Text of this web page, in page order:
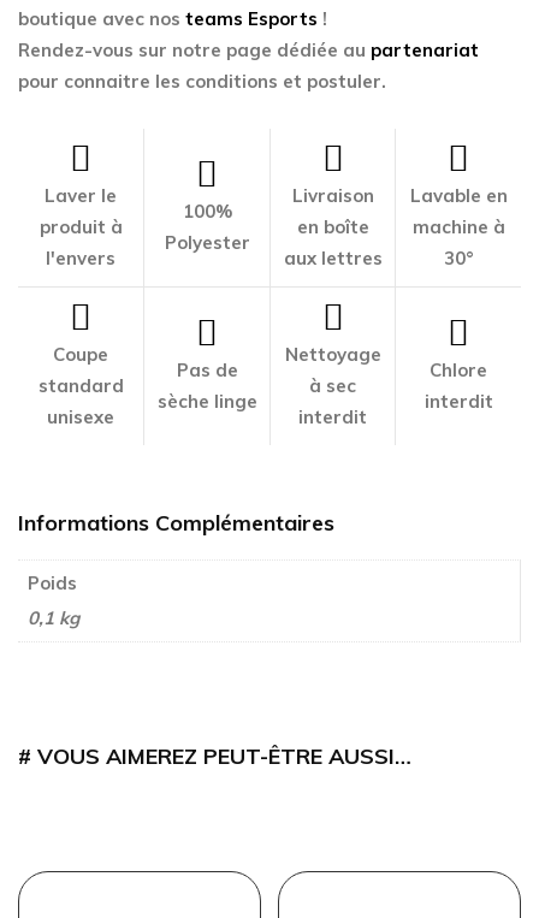
boutique avec nos teams Esports !
Rendez-vous sur notre page dédiée au partenariat
pour connaitre les conditions et postuler.
Laver le
produit à
l'envers
100%
Polyester
Livraison
en boîte
aux lettres
Lavable en
machine à
30°
Coupe
standard
unisexe
Pas de
sèche linge
Nettoyage
à sec
interdit
Chlore
interdit
Informations Complémentaires
Poids
0,1 kg
VOUS AIMEREZ PEUT-ÊTRE AUSSI…